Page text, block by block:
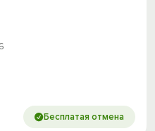
Бесплатая отмена